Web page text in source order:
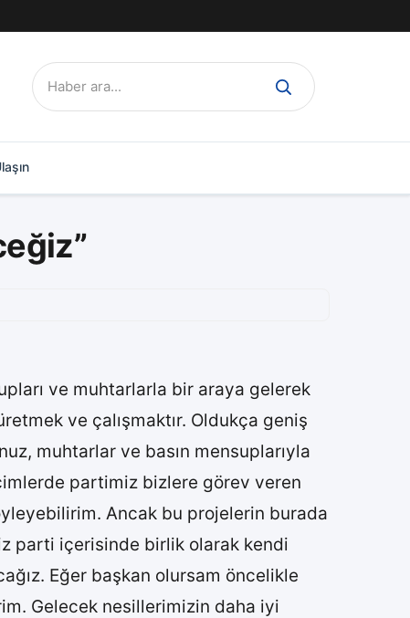
Ara:
ve muhtarlarla bir araya gelerek
ve çalışmaktır. Oldukça geniş
muhtarlar ve basın mensuplarıyla
partimiz bizlere görev veren
Ancak bu projelerin burada
parti içerisinde birlik olarak kendi
Eğer başkan olursam öncelikle
Gelecek nesillerimizin daha iyi